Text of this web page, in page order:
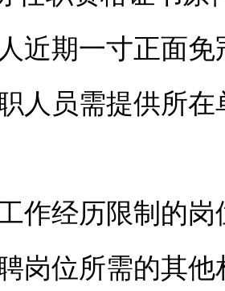
期一寸正面免
员需提供所在
经历限制的岗
位所需的其他